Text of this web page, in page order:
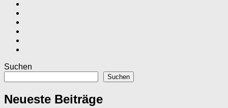
Suchen
Suchen
Neueste Beiträge